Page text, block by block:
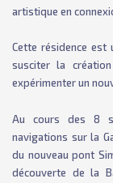
artistique en
Cette résidence est
susciter la
expérimenter un
Au cours des 8
navigations sur la
du nouveau pont
découverte de la